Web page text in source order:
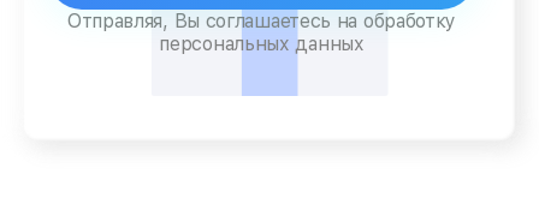
Отправляя, Вы соглашаетесь на обработку
персональных данных